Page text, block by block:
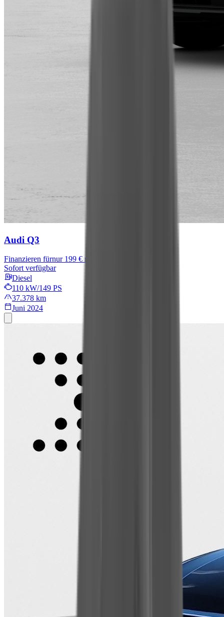
Audi Q3
Finanzieren fürnur 199 € mtl.
Sofort verfügbar
Diesel
110 kW/149 PS
37.378 km
Juni 2024